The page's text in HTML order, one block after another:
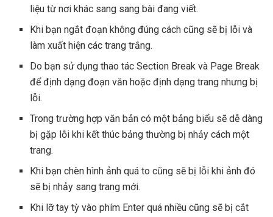
liệu từ nơi khác sang sang bài đang viết.
Khi bạn ngắt đoạn không đúng cách cũng sẽ bị lỗi và
làm xuất hiện các trang trắng.
Do bạn sử dụng thao tác Section Break và Page Break
để định dạng đoạn văn hoặc định dạng trang nhưng bị
lỗi.
Trong trường hợp văn bản có một bảng biểu sẽ dễ dàng
bị gặp lỗi khi kết thúc bảng thường bị nhảy cách một
trang.
Khi bạn chèn hình ảnh quá to cũng sẽ bị lỗi khi ảnh đó
sẽ bị nhảy sang trang mới.
Khi lỡ tay tỳ vào phím Enter quá nhiều cũng sẽ bị cắt